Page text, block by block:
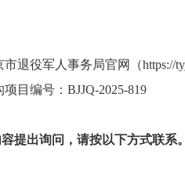
市退役军人事务局官网（https://
目编号： BJJQ-2025-819
提出询问，请按以下方式联系